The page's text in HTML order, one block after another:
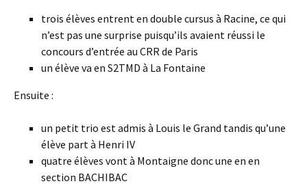
trois élèves entrent en double cursus à Racine, ce qui
n’est pas une surprise puisqu’ils avaient réussi le
concours d’entrée au CRR de Paris
un élève va en S2TMD à La Fontaine
Ensuite :
un petit trio est admis à Louis le Grand tandis qu’une
élève part à Henri IV
quatre élèves vont à Montaigne donc une en en
section BACHIBAC